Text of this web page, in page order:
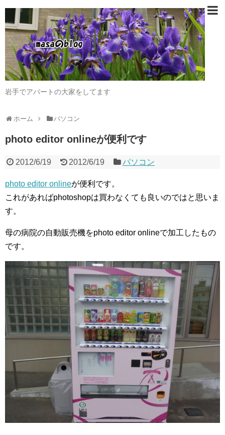
岩手でアパートの大家をしてます
ホーム パソコン
photo editor onlineが便利です
2012/6/19 2012/6/19 パソコン
photo editor onlineが便利です。
これがあればphotoshopは買わなくても良いのではと思いま
す。
母の病院の自動販売機をphoto editor onlineで加工したもの
です。